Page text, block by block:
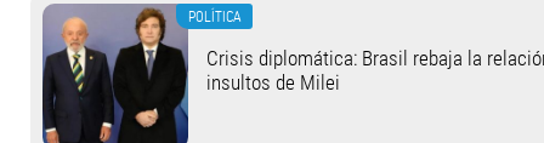
POLÍTICA
Crisis diplomática: Brasil rebaja la
insultos de Milei